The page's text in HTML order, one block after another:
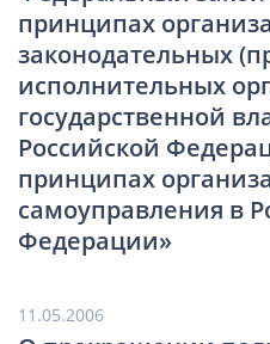
принципах
законодательных
исполнительных
государственной
Российской
принципах
самоуправления в
Федерации»
11.05.2006